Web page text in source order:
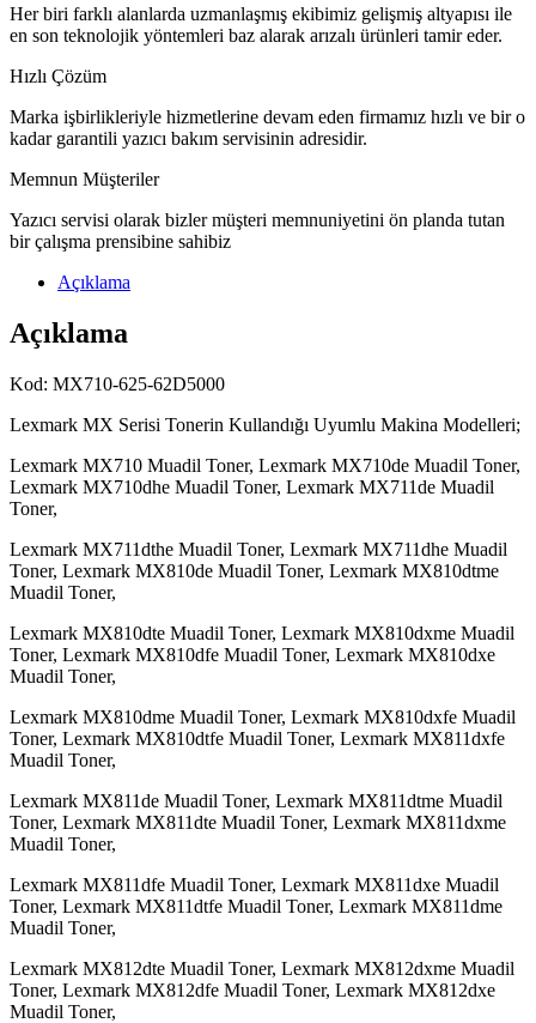
Her biri farklı alanlarda uzmanlaşmış ekibimiz gelişmiş altyapısı ile
en son teknolojik yöntemleri baz alarak arızalı ürünleri tamir eder.
Hızlı Çözüm
Marka işbirlikleriyle hizmetlerine devam eden firmamız hızlı ve bir o
kadar garantili yazıcı bakım servisinin adresidir.
Memnun Müşteriler
Yazıcı servisi olarak bizler müşteri memnuniyetini ön planda tutan
bir çalışma prensibine sahibiz
Açıklama
Açıklama
Kod: MX710-625-62D5000
Lexmark MX Serisi Tonerin Kullandığı Uyumlu Makina Modelleri;
Lexmark MX710 Muadil Toner, Lexmark MX710de Muadil Toner,
Lexmark MX710dhe Muadil Toner, Lexmark MX711de Muadil
Toner,
Lexmark MX711dthe Muadil Toner, Lexmark MX711dhe Muadil
Toner, Lexmark MX810de Muadil Toner, Lexmark MX810dtme
Muadil Toner,
Lexmark MX810dte Muadil Toner, Lexmark MX810dxme Muadil
Toner, Lexmark MX810dfe Muadil Toner, Lexmark MX810dxe
Muadil Toner,
Lexmark MX810dme Muadil Toner, Lexmark MX810dxfe Muadil
Toner, Lexmark MX810dtfe Muadil Toner, Lexmark MX811dxfe
Muadil Toner,
Lexmark MX811de Muadil Toner, Lexmark MX811dtme Muadil
Toner, Lexmark MX811dte Muadil Toner, Lexmark MX811dxme
Muadil Toner,
Lexmark MX811dfe Muadil Toner, Lexmark MX811dxe Muadil
Toner, Lexmark MX811dtfe Muadil Toner, Lexmark MX811dme
Muadil Toner,
Lexmark MX812dte Muadil Toner, Lexmark MX812dxme Muadil
Toner, Lexmark MX812dfe Muadil Toner, Lexmark MX812dxe
Muadil Toner,